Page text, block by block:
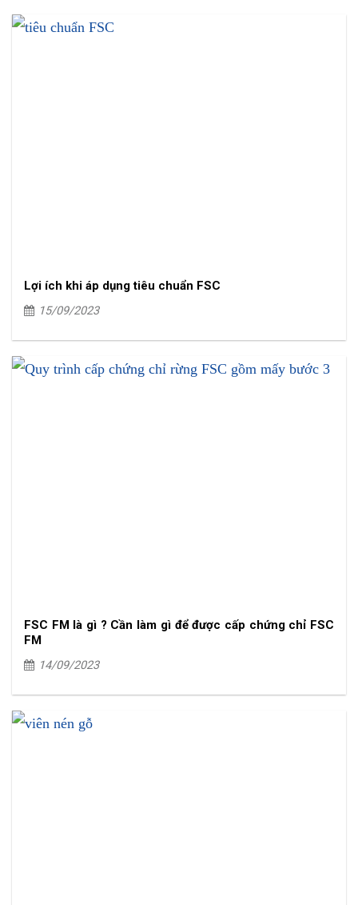
Lợi ích khi áp dụng tiêu chuẩn FSC
15/09/2023
FSC FM là gì ? Cần làm gì để được cấp chứng chỉ FSC
FM
14/09/2023